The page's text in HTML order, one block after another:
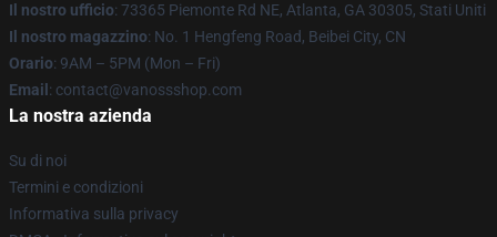
Il nostro ufficio: 73365 Piemonte Rd NE, Atlanta, GA 30305, Stati Uniti
Il nostro magazzino: No. 1 Hengfeng Road, Beibei City, CN
Orario: 9AM – 5PM (Mon – Fri)
Email : contact@vanossshop.com
La nostra azienda
Su di noi
Termini e condizioni
Informativa sulla privacy